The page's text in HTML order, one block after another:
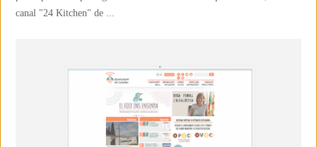
canal "24 Kitchen" de ...